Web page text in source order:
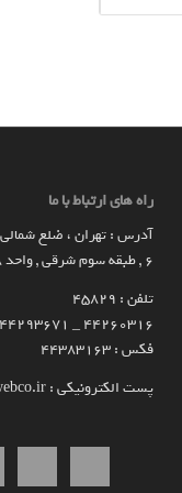
راه های ارتباط با ما
آدرس : تهران ، ضلع
۶ , طبقه سوم شرقی , واحد ۸
تلفن : 45829
۴۴۲۶۰۳۱۶ _ 44293671
فکس : 44383163
پست الکترونیکی : info[at]netwebco.ir